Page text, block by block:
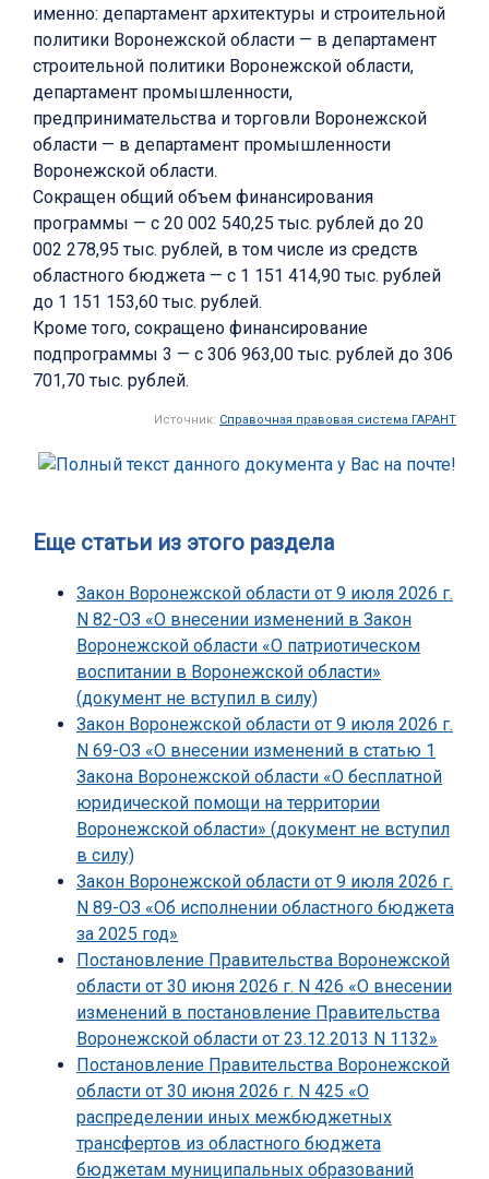
именно: департамент архитектуры и строительной
политики Воронежской области — в департамент
строительной политики Воронежской области,
департамент промышленности,
предпринимательства и торговли Воронежской
области — в департамент промышленности
Воронежской области.
Сокращен общий объем финансирования
программы — с 20 002 540,25 тыс. рублей до 20
002 278,95 тыс. рублей, в том числе из средств
областного бюджета — с 1 151 414,90 тыс. рублей
до 1 151 153,60 тыс. рублей.
Кроме того, сокращено финансирование
подпрограммы 3 — с 306 963,00 тыс. рублей до 306
701,70 тыс. рублей.
Источник: Справочная правовая система ГАРАНТ
Еще статьи из этого раздела
Закон Воронежской области от 9 июля 2026 г.
N 82-ОЗ «О внесении изменений в Закон
Воронежской области «О патриотическом
воспитании в Воронежской области»
(документ не вступил в силу)
Закон Воронежской области от 9 июля 2026 г.
N 69-ОЗ «О внесении изменений в статью 1
Закона Воронежской области «О бесплатной
юридической помощи на территории
Воронежской области» (документ не вступил
в силу)
Закон Воронежской области от 9 июля 2026 г.
N 89-ОЗ «Об исполнении областного бюджета
за 2025 год»
Постановление Правительства Воронежской
области от 30 июня 2026 г. N 426 «О внесении
изменений в постановление Правительства
Воронежской области от 23.12.2013 N 1132»
Постановление Правительства Воронежской
области от 30 июня 2026 г. N 425 «О
распределении иных межбюджетных
трансфертов из областного бюджета
бюджетам муниципальных образований